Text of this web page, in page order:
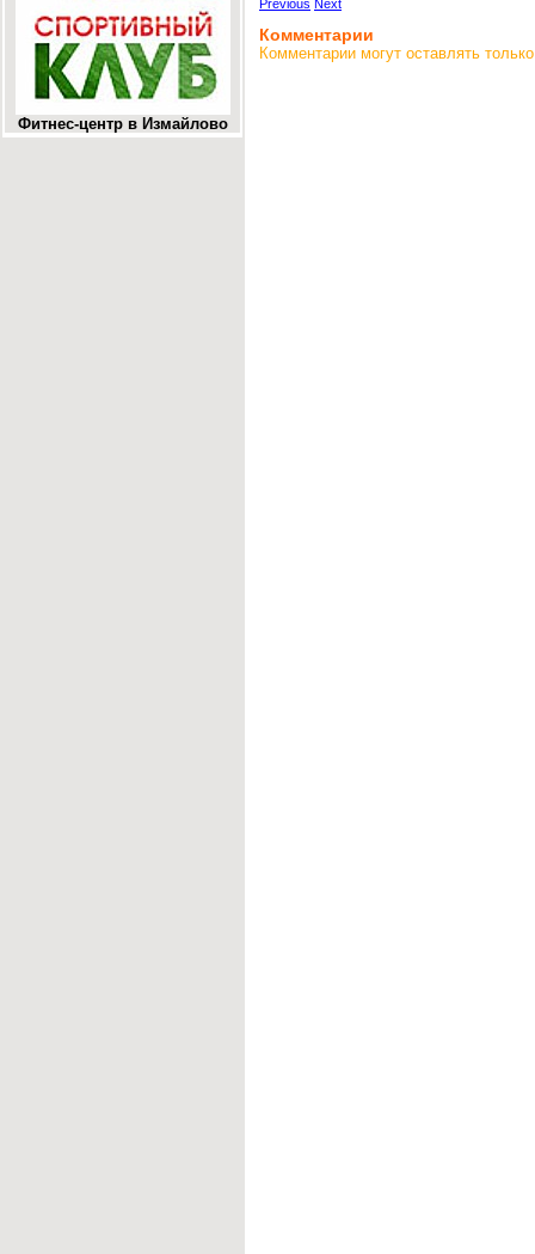
Фитнес-центр в Измайлово
Previous Next
Комментарии
Комментарии могут оставлять